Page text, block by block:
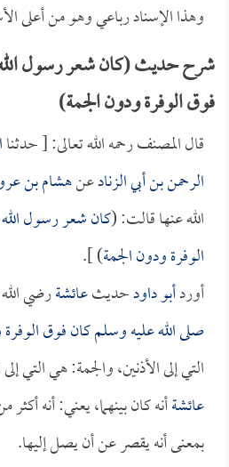
وهذا الإسناد رباعي وهو من أعلى
شرح حديث (كان شعر رسول
فوق الوفرة ودون الجمة)
قال المصنف رحمه الله تعالى: [ حدثنا
الرحمن بن أبي الزنادعنهشام بن
الله عنها قالت: (كان شعر رسول
الوفرة ودون الجمة) ].
أوردأبو داودحديثعائشةرضي
صلى الله عليه وسلم كان فوق
التي إلى الأذنين، والجمة: هي التي
عائشةأنه كان بينهما، يعني: أنه
بمعنى أنه يقصر عن أن يصل إليها.